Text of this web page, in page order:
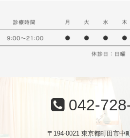
042-
〒194-0021 東京都町田市中